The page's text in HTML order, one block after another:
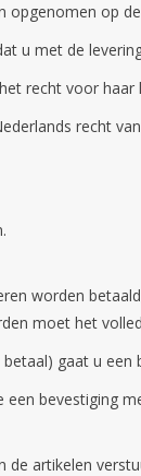
op
u met de
recht voor
recht
worden
moet het
gaat u een
bevestiging
de artikelen